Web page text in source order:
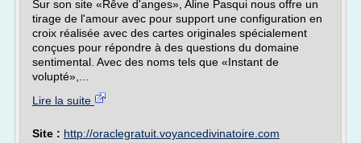
Sur son site «Rêve d'anges», Aline Pasqui nous offre un
tirage de l'amour avec pour support une configuration en
croix réalisée avec des cartes originales spécialement
conçues pour répondre à des questions du domaine
sentimental. Avec des noms tels que «Instant de
volupté»,...
Lire la suite
Site : http://oraclegratuit.voyancedivinatoire.com